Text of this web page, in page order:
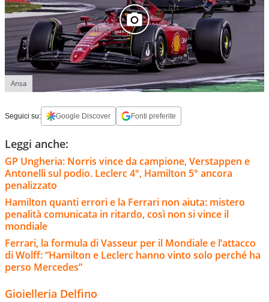
Ansa
Seguici su: Google Discover Fonti preferite
Leggi anche:
GP Ungheria: Norris vince da campione, Verstappen e
Antonelli sul podio. Leclerc 4°, Hamilton 5° ancora
penalizzato
Hamilton quanti errori e la Ferrari non aiuta: mistero
penalità comunicata in ritardo, così non si vince il
mondiale
Ferrari, la formula di Vasseur per il Mondiale e l’attacco
di Wolff: “Hamilton e Leclerc hanno vinto solo perché ha
perso Mercedes”
Gioielleria Delfino